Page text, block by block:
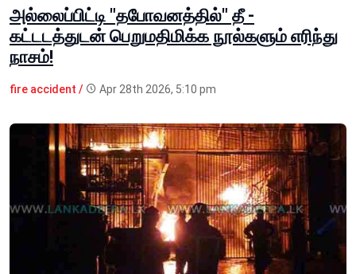
அல்லைப்பிட்டி "தபோவனத்தில்" தீ -
கட்டடத்துடன் பெறுமதிமிக்க நூல்களும் எரிந்து
நாசம்!
fire accident / Apr 28th 2026, 5:10 pm